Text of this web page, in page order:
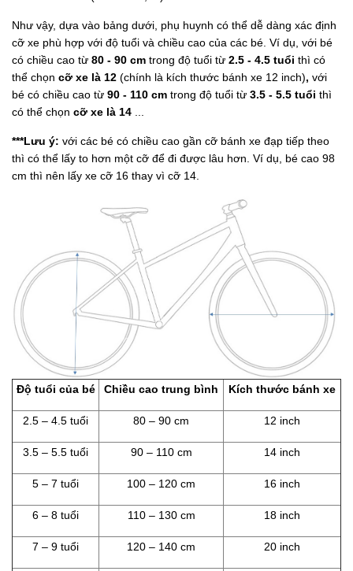
Như vậy, dựa vào bảng dưới, phụ huynh có thể dễ dàng xác định
cỡ xe phù hợp với độ tuổi và chiều cao của các bé. Ví dụ, với bé
có chiều cao từ 80 - 90 cm trong độ tuổi từ 2.5 - 4.5 tuổi thì có
thể chọn cỡ xe là 12 (chính là kích thước bánh xe 12 inch), với
bé có chiều cao từ 90 - 110 cm trong độ tuổi từ 3.5 - 5.5 tuổi thì
có thể chọn cỡ xe là 14 ...
***Lưu ý: với các bé có chiều cao gần cỡ bánh xe đạp tiếp theo
thì có thể lấy to hơn một cỡ để đi được lâu hơn. Ví dụ, bé cao 98
cm thì nên lấy xe cỡ 16 thay vì cỡ 14.
Độ tuổi của bé Chiều cao trung bình Kích thước bánh xe
2.5 – 4.5 tuổi 80 – 90 cm 12 inch
3.5 – 5.5 tuổi 90 – 110 cm 14 inch
5 – 7 tuổi 100 – 120 cm 16 inch
6 – 8 tuổi 110 – 130 cm 18 inch
7 – 9 tuổi 120 – 140 cm 20 inch